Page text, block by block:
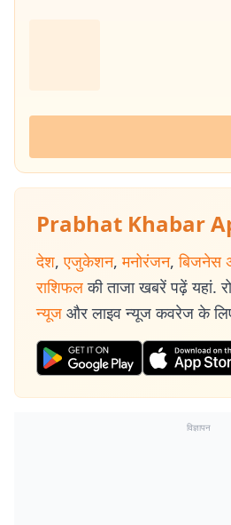
Prabhat Khabar
देश, एजुकेशन, मनोरंजन, बिजनेस
राशिफल की ताजा खबरें पढ़ें यहां.
न्यूज और लाइव न्यूज कवरेज के
विज्ञापन